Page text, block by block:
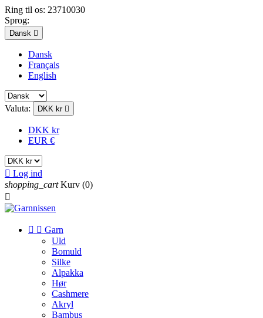
Ring til os: 23710030
Sprog:
Dansk 
Dansk
Français
English
Valuta: DKK kr 
DKK kr
EUR €
 Log ind
shopping_cart Kurv (0)

  Garn
Uld
Bomuld
Silke
Alpakka
Hør
Cashmere
Akryl
Bambus